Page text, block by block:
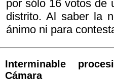
por sólo 16 votos de
distrito. Al saber la
ánimo ni para
Interminable
Cámara